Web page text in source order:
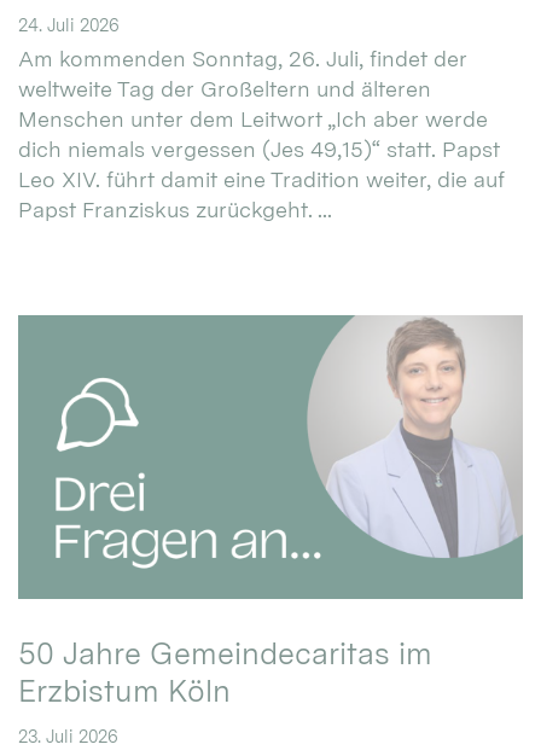
24. Juli 2026
Am kommenden Sonntag, 26. Juli, findet der
weltweite Tag der Großeltern und älteren
Menschen unter dem Leitwort „Ich aber werde
dich niemals vergessen (Jes 49,15)“ statt. Papst
Leo XIV. führt damit eine Tradition weiter, die auf
Papst Franziskus zurückgeht. ...
50 Jahre Gemeindecaritas im
Erzbistum Köln
23. Juli 2026